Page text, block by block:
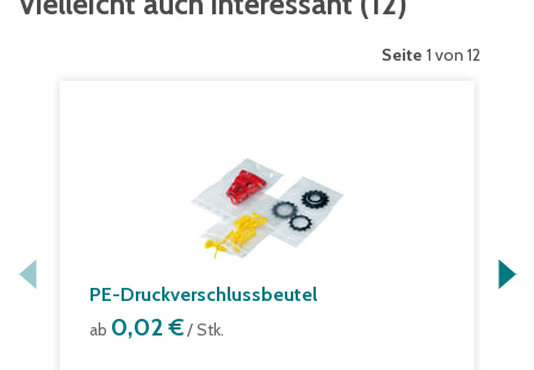
Seite 1 von 12
PE-Druckverschlussbeutel
ab 0,02 €/ Stk.